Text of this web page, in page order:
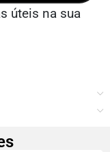
úteis na sua